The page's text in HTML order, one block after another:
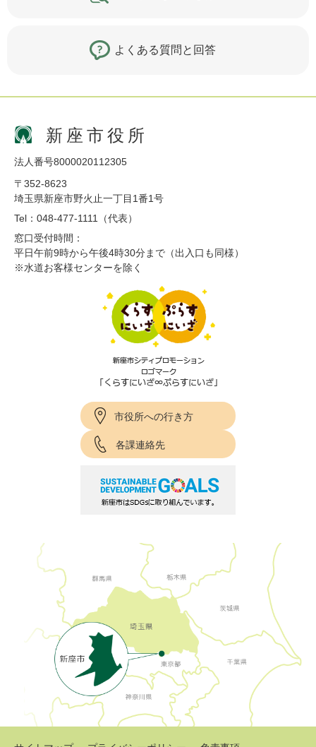
よくある質問と回答
新座市役所
法人番号8000020112305
〒352-8623
埼玉県新座市野火止一丁目1番1号
Tel：048-477-1111（代表）
窓口受付時間：
平日午前9時から午後4時30分まで（出入口も同様）
※水道お客様センターを除く
市役所への行き方
各課連絡先